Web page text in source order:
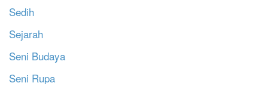
Sedih
Sejarah
Seni Budaya
Seni Rupa